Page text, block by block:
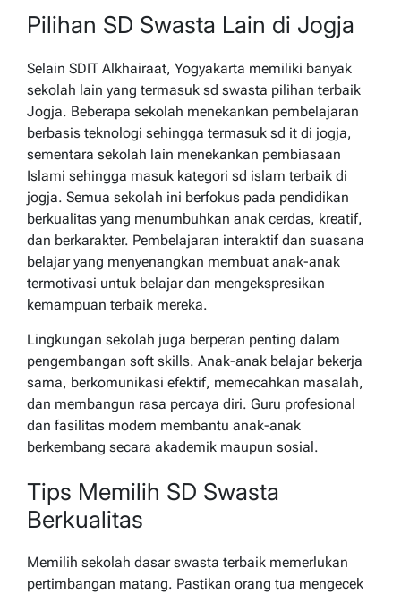
Pilihan SD Swasta Lain di Jogja
Selain SDIT Alkhairaat, Yogyakarta memiliki banyak
sekolah lain yang termasuk sd swasta pilihan terbaik
Jogja. Beberapa sekolah menekankan pembelajaran
berbasis teknologi sehingga termasuk sd it di jogja,
sementara sekolah lain menekankan pembiasaan
Islami sehingga masuk kategori sd islam terbaik di
jogja. Semua sekolah ini berfokus pada pendidikan
berkualitas yang menumbuhkan anak cerdas, kreatif,
dan berkarakter. Pembelajaran interaktif dan suasana
belajar yang menyenangkan membuat anak-anak
termotivasi untuk belajar dan mengekspresikan
kemampuan terbaik mereka.
Lingkungan sekolah juga berperan penting dalam
pengembangan soft skills. Anak-anak belajar bekerja
sama, berkomunikasi efektif, memecahkan masalah,
dan membangun rasa percaya diri. Guru profesional
dan fasilitas modern membantu anak-anak
berkembang secara akademik maupun sosial.
Tips Memilih SD Swasta
Berkualitas
Memilih sekolah dasar swasta terbaik memerlukan
pertimbangan matang. Pastikan orang tua mengecek